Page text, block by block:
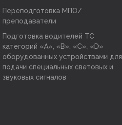
Переподготовка МПО/
преподаватели
Подготовка водителей ТС
категорий «А», «В», «С», «D»
оборудованных устройствами для
подачи специальных световых и
звуковых сигналов